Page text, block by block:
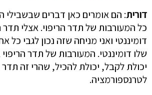
דורית: הם אומרים כאן דברים שבשבילי
כל המעורבות של תדר הריפוי. אצלי תדר
דומיננטי ואני מניחה שזה נכון לגבי כל
שלו דומיננטי. המעורבות של תדר הריפוי
יכולת לקבל, יכולת להכיל, שהרי זה
לטרנספורמציה.